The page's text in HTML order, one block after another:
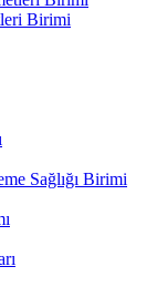
Birimi
Sağlığı Birimi